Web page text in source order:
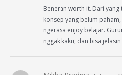
of 5
Beneran worth it. Dari
konsep yang belum
ngerasa enjoy belajar.
nggak kaku, dan bisa